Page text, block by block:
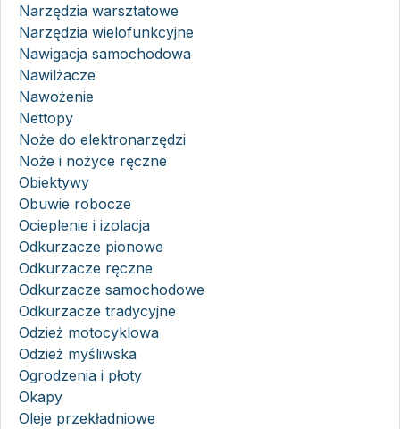
Narzędzia warsztatowe
Narzędzia wielofunkcyjne
Nawigacja samochodowa
Nawilżacze
Nawożenie
Nettopy
Noże do elektronarzędzi
Noże i nożyce ręczne
Obiektywy
Obuwie robocze
Ocieplenie i izolacja
Odkurzacze pionowe
Odkurzacze ręczne
Odkurzacze samochodowe
Odkurzacze tradycyjne
Odzież motocyklowa
Odzież myśliwska
Ogrodzenia i płoty
Okapy
Oleje przekładniowe